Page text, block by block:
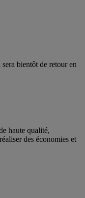
bientôt de retour en
haute qualité,
des économies et